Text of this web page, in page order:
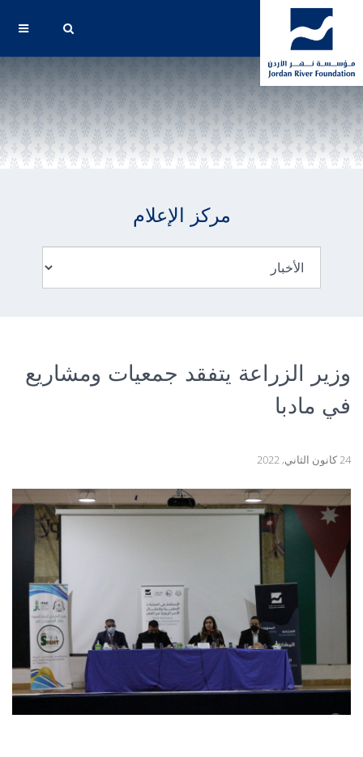
مركز الإعلام
وزير الزراعة يتفقد جمعيات ومشاريع
في مادبا
24 كانون الثاني, 2022